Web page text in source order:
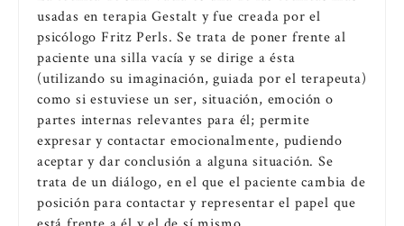
usadas en terapia Gestalt y fue creada por el
psicólogo Fritz Perls. Se trata de poner frente al
paciente una silla vacía y se dirige a ésta
(utilizando su imaginación, guiada por el terapeuta)
como si estuviese un ser, situación, emoción o
partes internas relevantes para él; permite
expresar y contactar emocionalmente, pudiendo
aceptar y dar conclusión a alguna situación. Se
trata de un diálogo, en el que el paciente cambia de
posición para contactar y representar el papel que